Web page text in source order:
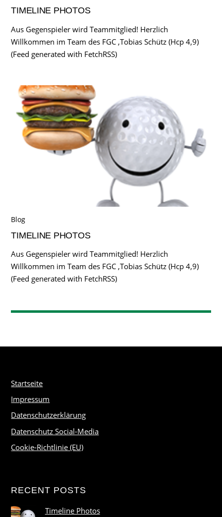
TIMELINE PHOTOS
Aus Gegenspieler wird Teammitglied! Herzlich
Willkommen im Team des FGC ,Tobias Schütz (Hcp 4,9)
(Feed generated with FetchRSS)
Blog
TIMELINE PHOTOS
Aus Gegenspieler wird Teammitglied! Herzlich
Willkommen im Team des FGC ,Tobias Schütz (Hcp 4,9)
(Feed generated with FetchRSS)
Startseite
Impressum
Datenschutzerklärung
Datenschutz Social-Media
Cookie-Richtlinie (EU)
RECENT POSTS
Timeline Photos